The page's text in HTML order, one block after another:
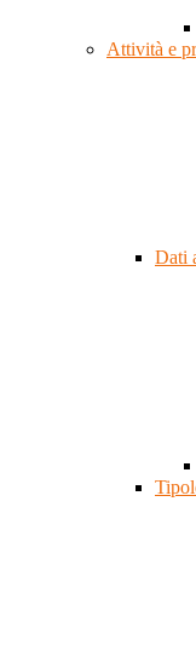
Attività e
Dati